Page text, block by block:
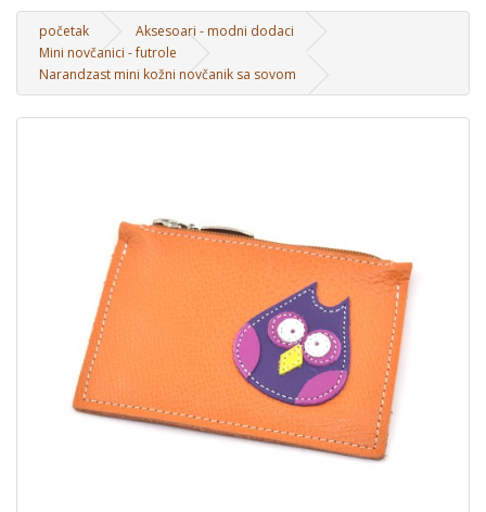
početak
Aksesoari - modni dodaci
Mini novčanici - futrole
Narandzast mini kožni novčanik sa sovom